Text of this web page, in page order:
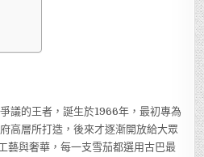
議的王者，誕生於1966年，最初專為
高層所打造，後來才逐漸開放給大眾
藝與奢華，每一支雪茄都選用古巴最